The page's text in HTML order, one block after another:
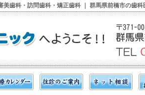
歯科・訪問歯科・矯正歯科 ｜ 群馬県前橋市の歯